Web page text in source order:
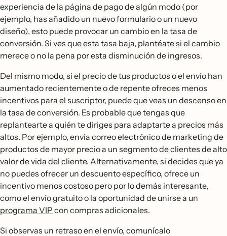
experiencia de la página de pago de algún modo (por
ejemplo, has añadido un nuevo formulario o un nuevo
diseño), esto puede provocar un cambio en la tasa de
conversión. Si ves que esta tasa baja, plantéate si el cambio
merece o no la pena por esta disminución de ingresos.
Del mismo modo, si el precio de tus productos o el envío han
aumentado recientemente o de repente ofreces menos
incentivos para el suscriptor, puede que veas un descenso en
la tasa de conversión. Es probable que tengas que
replantearte a quién te diriges para adaptarte a precios más
altos. Por ejemplo, envía correo electrónico de marketing de
productos de mayor precio a un segmento de clientes de alto
valor de vida del cliente. Alternativamente, si decides que ya
no puedes ofrecer un descuento específico, ofrece un
incentivo menos costoso pero por lo demás interesante,
como el envío gratuito o la oportunidad de unirse a un
programa VIP con compras adicionales.
Si observas un retraso en el envío, comunícalo